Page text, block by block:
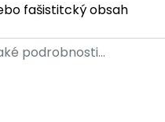
fašistitcký obsah